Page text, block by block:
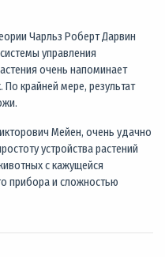
Чарльз Роберт Дарвин
управления
очень напоминает
крайней мере, результат
Мейен, очень удачно
устройства растений
с кажущейся
прибора и сложностью